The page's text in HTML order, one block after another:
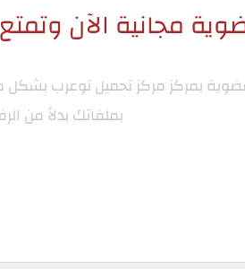
مجانية الآن
بمركزمركز تحميل توعرببشكل
بملفاتك بدلاً من